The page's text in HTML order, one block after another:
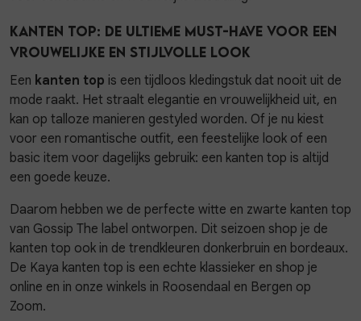
Kanten top: de ultieme must-have voor een
vrouwelijke en stijlvolle look
Een kanten top is een tijdloos kledingstuk dat nooit uit de
mode raakt. Het straalt elegantie en vrouwelijkheid uit, en
kan op talloze manieren gestyled worden. Of je nu kiest
voor een romantische outfit, een feestelijke look of een
basic item voor dagelijks gebruik: een kanten top is altijd
een goede keuze.
Daarom hebben we de perfecte witte en zwarte kanten top
van Gossip The label ontworpen. Dit seizoen shop je de
kanten top ook in de trendkleuren donkerbruin en bordeaux.
De Kaya kanten top is een echte klassieker en shop je
online en in onze winkels in Roosendaal en Bergen op
Zoom.